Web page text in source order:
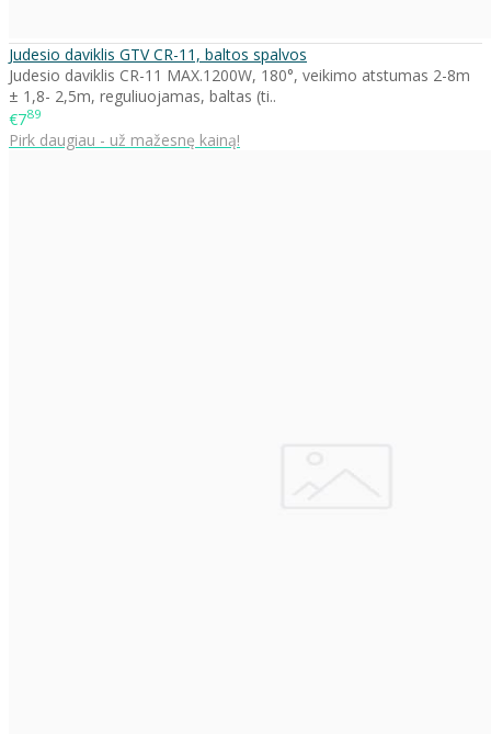
Judesio daviklis GTV CR-11, baltos spalvos
Judesio daviklis CR-11 MAX.1200W, 180°, veikimo atstumas 2-8m
± 1,8- 2,5m, reguliuojamas, baltas (ti..
€789
Pirk daugiau - už mažesnę kainą!